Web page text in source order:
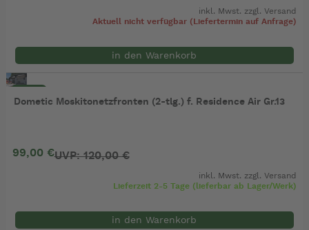
inkl. Mwst. zzgl.Versand
Aktuell nicht verfügbar (Liefertermin auf Anfrage)
in den Warenkorb
Dometic Moskitonetzfronten (2-tlg.) f. Residence Air Gr.13
99,00 €UVP: 120,00 €
inkl. Mwst. zzgl.Versand
Lieferzeit 2-5 Tage (lieferbar ab Lager/Werk)
in den Warenkorb